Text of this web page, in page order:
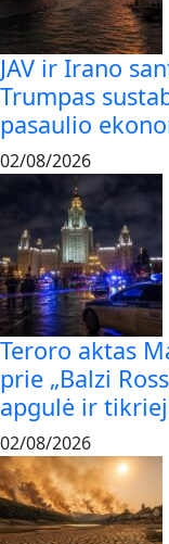
JAV ir Irano
Trumpas
pasaulio
02/08/2026
Teroro aktas
prie „Balzi
apgulė ir
02/08/2026